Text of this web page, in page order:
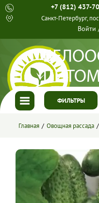
+7 (812) 437-
Санкт-Петербург,
Войти
ФИЛЬТРЫ
Главная Овощная рассада